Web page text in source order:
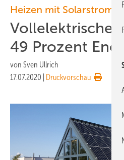
Heizen mit Solarstrom
Vollelektrisches
49 Prozent
von Sven Ullrich
17.07.2020
Druckvorschau